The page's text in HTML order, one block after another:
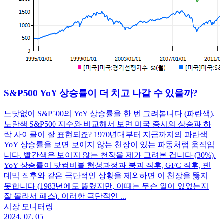
S&P500 YoY 상승률이 더 치고 나갈 수 있을까?
느닷없이 S&P500의 YoY 상승률을 한 번 그려봅니다 (파란색).
노란색 S&P500 지수와 비교해서 보면 미국 증시의 상승과 하
락 사이클이 잘 표현되죠? 1970년대부터 지금까지의 파란색
YoY 상승률을 보면 보이지 않는 천장이 있는 파동처럼 움직입
니다. 빨간색은 보이지 않는 천장을 제가 그려본 겁니다 (30%).
YoY 상승률이 닷컴버블 형성과정과 붕괴 직후, GFC 직후, 팬
데믹 직후와 같은 극단적인 상황을 제외하면 이 천장을 뚫지
못합니다 (1983년에도 뚫렸지만, 이때는 무슨 일이 있었는지
잘 몰라서 패스). 이러한 극단적인 ...
시장 모니터링
2024. 07. 05